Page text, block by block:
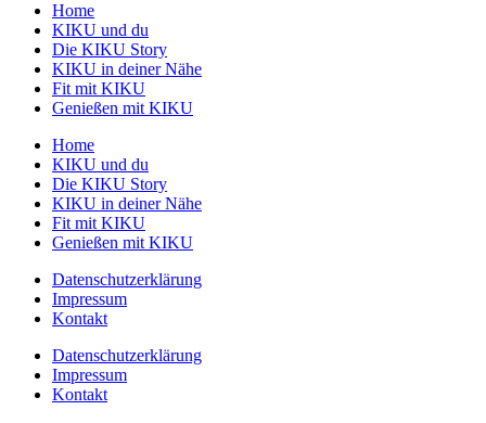
Home
KIKU und du
Die KIKU Story
KIKU in deiner Nähe
Fit mit KIKU
Genießen mit KIKU
Home
KIKU und du
Die KIKU Story
KIKU in deiner Nähe
Fit mit KIKU
Genießen mit KIKU
Datenschutzerklärung
Impressum
Kontakt
Datenschutzerklärung
Impressum
Kontakt